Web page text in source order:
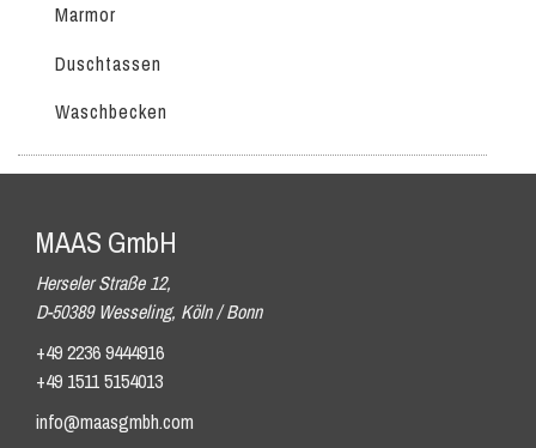
Marmor
Duschtassen
Waschbecken
MAAS GmbH
Herseler Straße 12,
D-50389 Wesseling, Köln / Bonn
+49 2236 9444916
+49 1511 5154013
info@maasgmbh.com